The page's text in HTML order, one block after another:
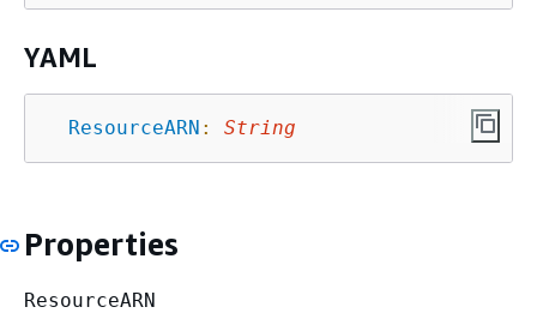
YAML
ResourceARN : String
Properties
ResourceARN